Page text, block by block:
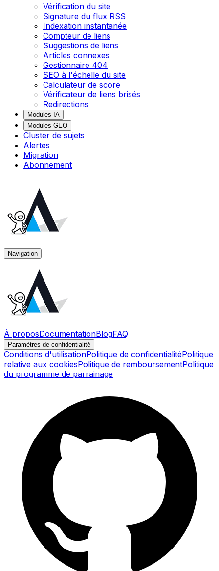
Vérification du site
Signature du flux RSS
Indexation instantanée
Compteur de liens
Suggestions de liens
Articles connexes
Gestionnaire 404
SEO à l'échelle du site
Calculateur de score
Vérificateur de liens brisés
Redirections
Modules IA
Modules GEO
Cluster de sujets
Alertes
Migration
Abonnement
Navigation
À proposDocumentationBlogFAQ
Paramètres de confidentialité
Conditions d'utilisationPolitique de confidentialitéPolitique
relative aux cookiesPolitique de remboursementPolitique
du programme de parrainage